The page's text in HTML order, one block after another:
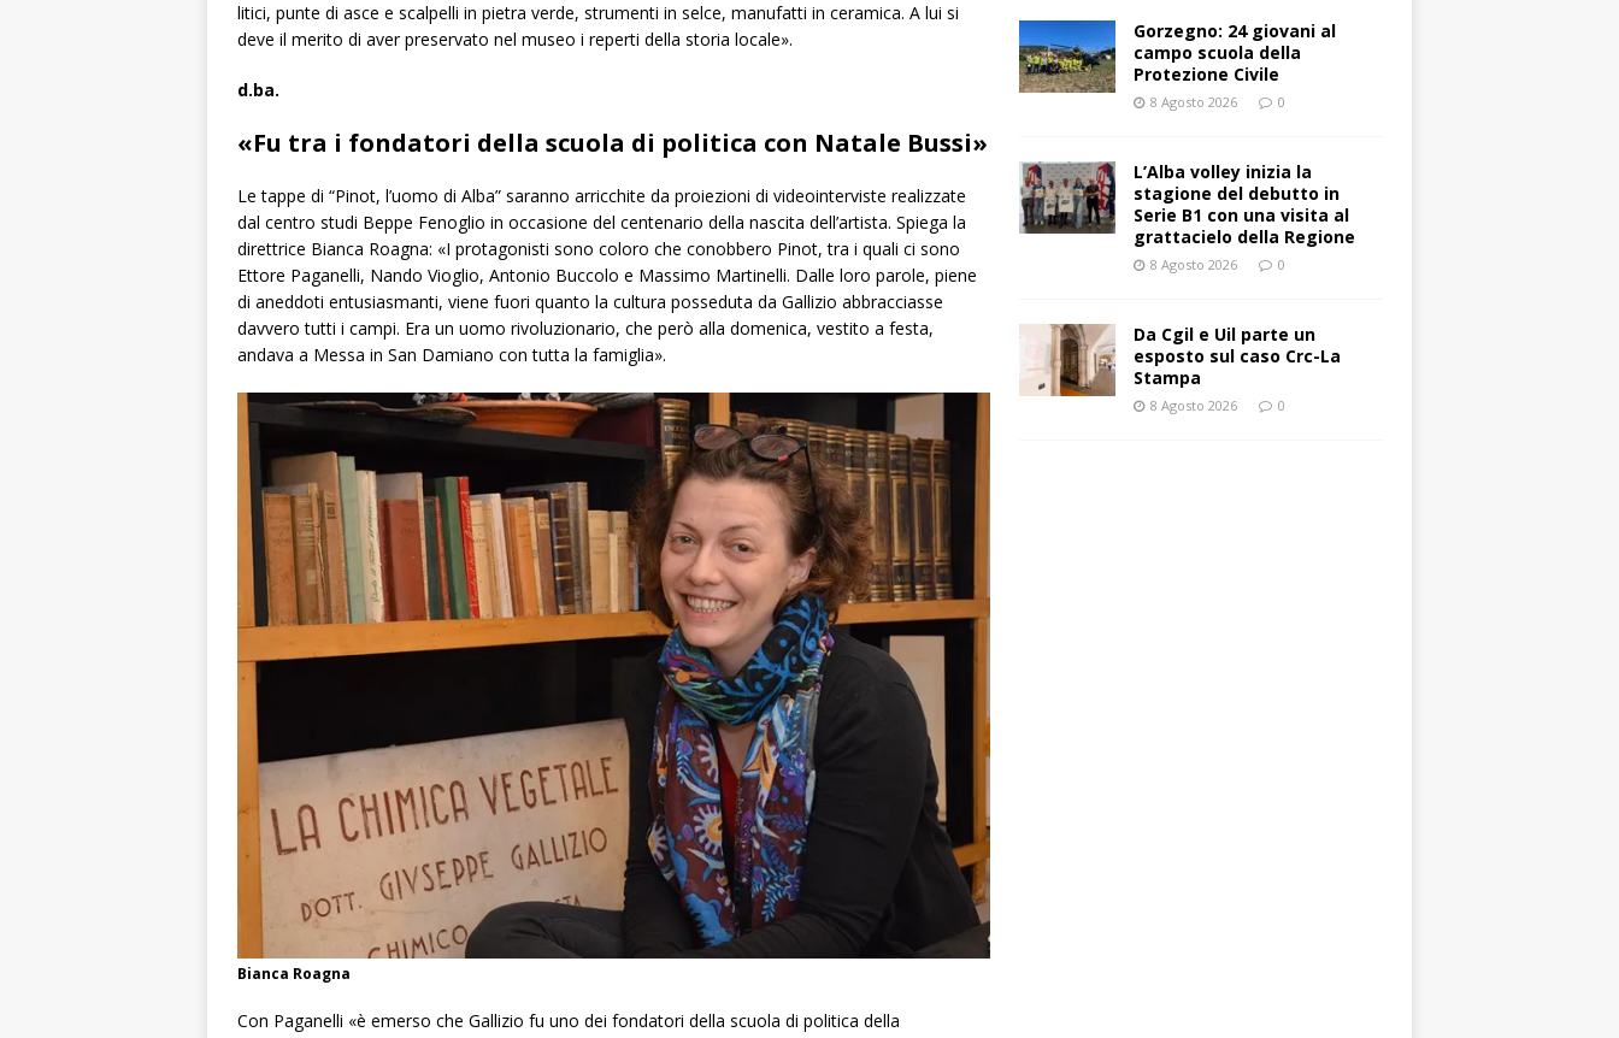
litici, punte di asce e scalpelli in pietra verde, strumenti in selce, manufatti in ceramica. A lui si
deve il merito di aver preservato nel museo i reperti della storia locale».
d.ba.
«Fu tra i fondatori della scuola di politica con Natale Bussi»
Le tappe di “Pinot, l’uomo di Alba” saranno arricchite da proiezioni di videointerviste realizzate
dal centro studi Beppe Fenoglio in occasione del centenario della nascita dell’artista. Spiega la
direttrice Bianca Roagna: «I protagonisti sono coloro che conobbero Pinot, tra i quali ci sono
Ettore Paganelli, Nando Vioglio, Antonio Buccolo e Massimo Martinelli. Dalle loro parole, piene
di aneddoti entusiasmanti, viene fuori quanto la cultura posseduta da Gallizio abbracciasse
davvero tutti i campi. Era un uomo rivoluzionario, che però alla domenica, vestito a festa,
andava a Messa in San Damiano con tutta la famiglia».
Bianca Roagna
Con Paganelli «è emerso che Gallizio fu uno dei fondatori della scuola di politica della
Gorzegno: 24 giovani al
campo scuola della
Protezione Civile
8 Agosto 2026 0
L’Alba volley inizia la
stagione del debutto in
Serie B1 con una visita al
grattacielo della Regione
8 Agosto 2026 0
Da Cgil e Uil parte un
esposto sul caso Crc-La
Stampa
8 Agosto 2026 0